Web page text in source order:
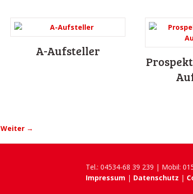
A-Aufsteller
Weiter →
Tel.: 04534-68 39 239 | Mobil:
Impressum | Datenschutz |